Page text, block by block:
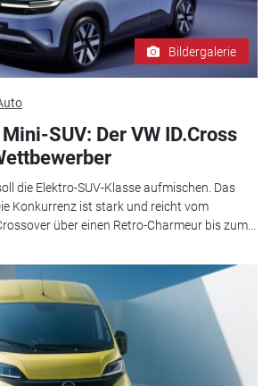
Bildergalerie
SUV: Der VW ID.Cross
die Elektro-SUV-Klasse aufmischen. Das
Konkurrenz ist stark und reicht vom
über einen Retro-Charmeur bis zum...